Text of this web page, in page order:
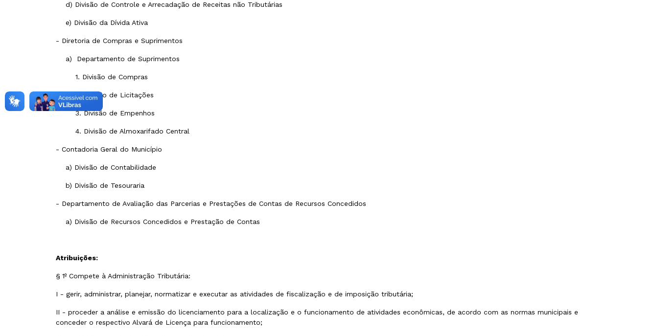
d) Divisão de Controle e Arrecadação de Receitas não Tributárias
e) Divisão da Dívida Ativa
- Diretoria de Compras e Suprimentos
a) Departamento de Suprimentos
1. Divisão de Compras
2. Divisão de Licitações
3. Divisão de Empenhos
4. Divisão de Almoxarifado Central
- Contadoria Geral do Município
a) Divisão de Contabilidade
b) Divisão de Tesouraria
- Departamento de Avaliação das Parcerias e Prestações de Contas de Recursos Concedidos
a) Divisão de Recursos Concedidos e Prestação de Contas
Atribuições:
§ 1º Compete à Administração Tributária:
I - gerir, administrar, planejar, normatizar e executar as atividades de fiscalização e de imposição tributária;
II - proceder a análise e emissão do licenciamento para a localização e o funcionamento de atividades econômicas, de acordo com as normas municipais e
conceder o respectivo Alvará de Licença para funcionamento;